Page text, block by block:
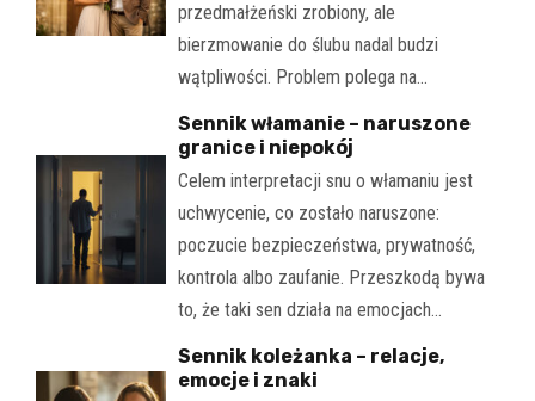
przedmałżeński zrobiony, ale
bierzmowanie do ślubu nadal budzi
wątpliwości. Problem polega na…
Sennik włamanie – naruszone
granice i niepokój
Celem interpretacji snu o włamaniu jest
uchwycenie, co zostało naruszone:
poczucie bezpieczeństwa, prywatność,
kontrola albo zaufanie. Przeszkodą bywa
to, że taki sen działa na emocjach…
Sennik koleżanka – relacje,
emocje i znaki